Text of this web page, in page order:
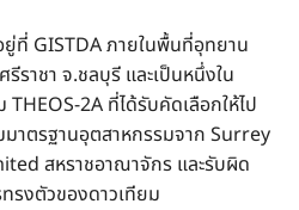
ที่ GISTDA ภายในพื้นที่อุทยาน
ราชา จ.ชลบุรี และเป็นหนึ่งใน
2A ที่ได้รับคัดเลือกให้ไป
าตรฐานอุตสาหกรรมจาก Surrey
สหราชอาณาจักร และรับผิด
งตัวของดาวเทียม